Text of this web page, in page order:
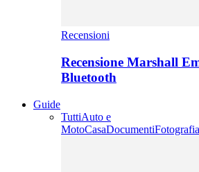
Recensioni
Recensione Marshall
Bluetooth
Guide
TuttiAuto e
MotoCasaDocumentiFotografia